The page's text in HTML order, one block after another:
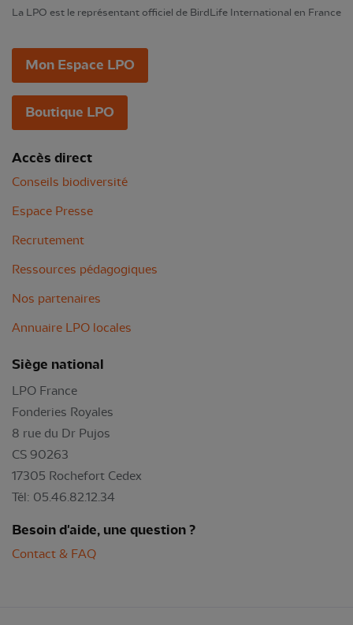
La LPO est le représentant officiel de BirdLife International en France
Mon Espace LPO
Boutique LPO
Accès direct
Conseils biodiversité
Espace Presse
Recrutement
Ressources pédagogiques
Nos partenaires
Annuaire LPO locales
Siège national
LPO France
Fonderies Royales
8 rue du Dr Pujos
CS 90263
17305 Rochefort Cedex
Tél: 05.46.82.12.34
Besoin d'aide, une question ?
Contact & FAQ